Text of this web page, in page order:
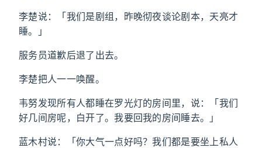
李楚说：「我们是剧组，昨晚彻夜谈论剧本，天亮才
睡。」
服务员道歉后退了出去。
李楚把人一一唤醒。
韦努发现所有人都睡在罗光灯的房间里，说：「我们
好几间房呢，白开了。我要回我的房间睡去。」
蓝木村说：「你大气一点好吗？我们都是要坐上私人